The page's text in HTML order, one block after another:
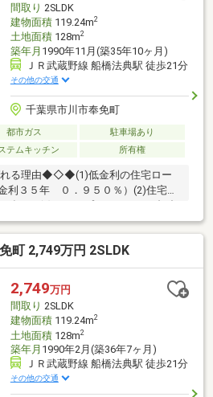
間取り 2SLDK
建物面積119.24m2
土地面積128m2
築年月 1990年11月(築35年10ヶ月)
ＪＲ武蔵野線 船橋法典駅 徒歩21分
その他の交通
千葉県市川市奉免町
都市ガス
駐車場あり
テムキッチン 所有権
る理由◆◇◆(1)低金利の住宅ロー
利３５年 ０．９５０％）(2)住宅ロ
強い～(3)ライフプランナーとの打合
のお客様のご状況をお聞かせくださ
て自分達はいくらなら大丈夫かな。
て暮らせる場所がいい！◆購入はし
か色々心配。期待も大きい反面、悩
不動産売買専門店でお客様と一緒に
ら解決出来る問題があります。
町 2,749万円 2SLDK
2,749万円
間取り 2SLDK
建物面積119.24m2
土地面積128m2
築年月 1990年2月(築36年7ヶ月)
ＪＲ武蔵野線 船橋法典駅 徒歩21分
その他の交通